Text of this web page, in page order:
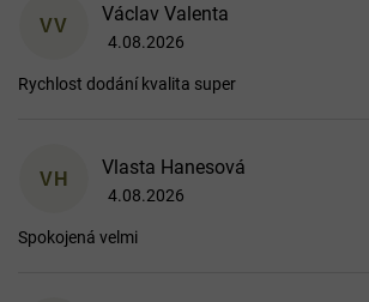
VV
Václav Valenta
Hodnocení obchodu je 5 z 5
4.08.2026
Rychlost dodání kvalita super
VH
Vlasta Hanesová
Hodnocení obchodu je 5 z 5
4.08.2026
Spokojená velmi